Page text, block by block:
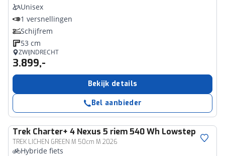
Unisex
1 versnellingen
Schijfrem
53 cm
ZWIJNDRECHT
3.899,-
Bekijk details
Bel aanbieder
Trek Charter+ 4 Nexus 5 riem 540 Wh Lowstep
TREK LICHEN GREEN M 50cm M 2026
Hybride fiets